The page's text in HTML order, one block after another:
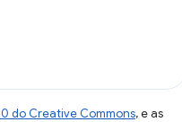
do Creative Commons, e as